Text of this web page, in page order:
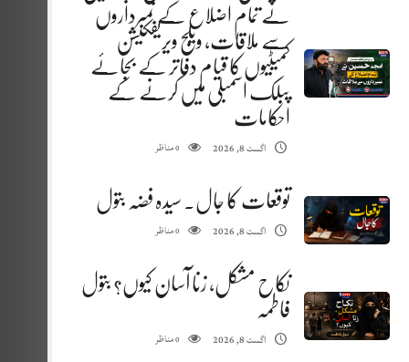
نے تمام اضلاع کے نمبرداروں
سے ملاقات، ویلج ویریفکیشن
کمیٹیوں کا قیام دفاتر کے بجائے
پبلک اسمبلی میں کرنے کے
احکامات
اگست 8, 2026
0مناظر
توقعات کا جال. سیدہ فضہ بتول
اگست 8, 2026
0مناظر
نکاح مشکل، زنا آسان کیوں؟ بتول
فاطمہ
اگست 8, 2026
0مناظر